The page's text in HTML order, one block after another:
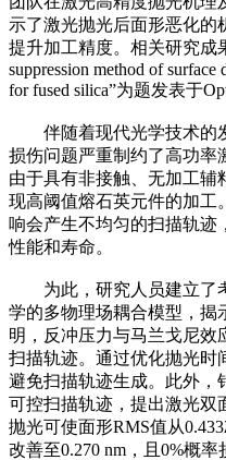
示了激光抛光后面形恶化的
提升加工精度。相关研究成
suppression method of
for fused silica”为题发表于
伴随着现代光学技术的
损伤问题严重制约了高功率
由于具有非接触、无加工辅
现高阈值熔石英元件的加工
响会产生不均匀的扫描轨迹
性能和寿命。
为此，研究人员建立了
学的多物理场耦合模型，揭
明，反冲压力与马兰戈尼效
扫描轨迹。通过优化抛光时
避免扫描轨迹生成。此外，
可控扫描轨迹，提出激光双
抛光可使面形RMS值从
改善至0.270 nm，且0%概率